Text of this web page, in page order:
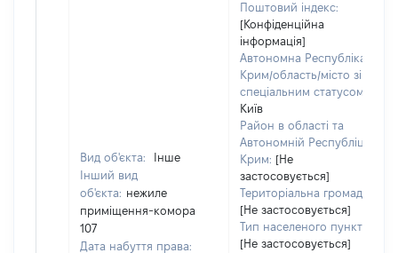
Вид об'єкта:
Інше
Інший вид
об'єкта: нежиле
приміщення-комора
107
Дата набуття права:
Поштовий індекс:
[Конфіденційна
інформація]
Автономна Республіка
Крим/область/місто зі
спеціальним статусом:
Київ
Район в області та
Автономній Республіці
Крим: [Не
застосовується]
Територіальна громада:
[Не застосовується]
Тип населеного пункту:
[Не застосовується]